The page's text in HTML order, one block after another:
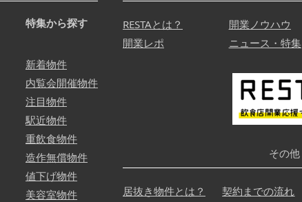
特集から探す
新着物件
内覧会開催物件
注目物件
駅近物件
重飲食物件
造作無償物件
値下げ物件
美容室物件
RESTAとは？ 開業ノウハウ
開業レポ
ニュース・特集
その他
居抜き物件とは？ 契約までの流れ